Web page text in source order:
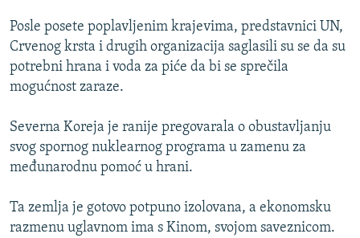
POST SCRIPTUM
MOJA EVROPA
NASTANAK I RASPAD JUGOSLAVIJE
Posle posete poplavljenim krajevima, predstavnici UN,
Crvenog krsta i drugih organizacija saglasili su se da su
potrebni hrana i voda za piće da bi se sprečila
mogućnost zaraze.
Severna Koreja je ranije pregovarala o obustavljanju
svog spornog nuklearnog programa u zamenu za
međunarodnu pomoć u hrani.
Ta zemlja je gotovo potpuno izolovana, a ekonomsku
razmenu uglavnom ima s Kinom, svojom saveznicom.